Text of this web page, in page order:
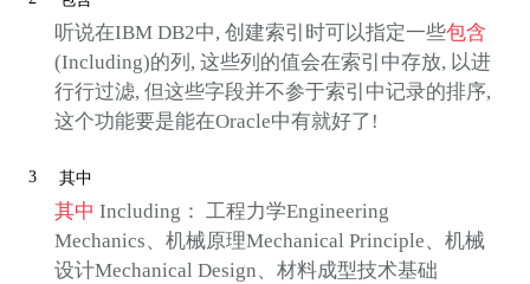
听说在IBM DB2中, 创建索引时可以指定一些包含
(Including)的列, 这些列的值会在索引中存放, 以进
行行过滤, 但这些字段并不参于索引中记录的排序,
这个功能要是能在Oracle中有就好了!
3 其中
其中 Including： 工程力学Engineering
Mechanics、机械原理Mechanical Principle、机械
设计Mechanical Design、材料成型技术基础